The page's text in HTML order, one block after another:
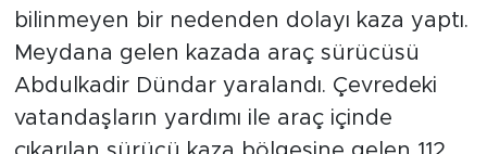
bilinmeyen bir nedenden dolayı kaza yaptı.
Meydana gelen kazada araç sürücüsü
Abdulkadir Dündar yaralandı. Çevredeki
vatandaşların yardımı ile araç içinde